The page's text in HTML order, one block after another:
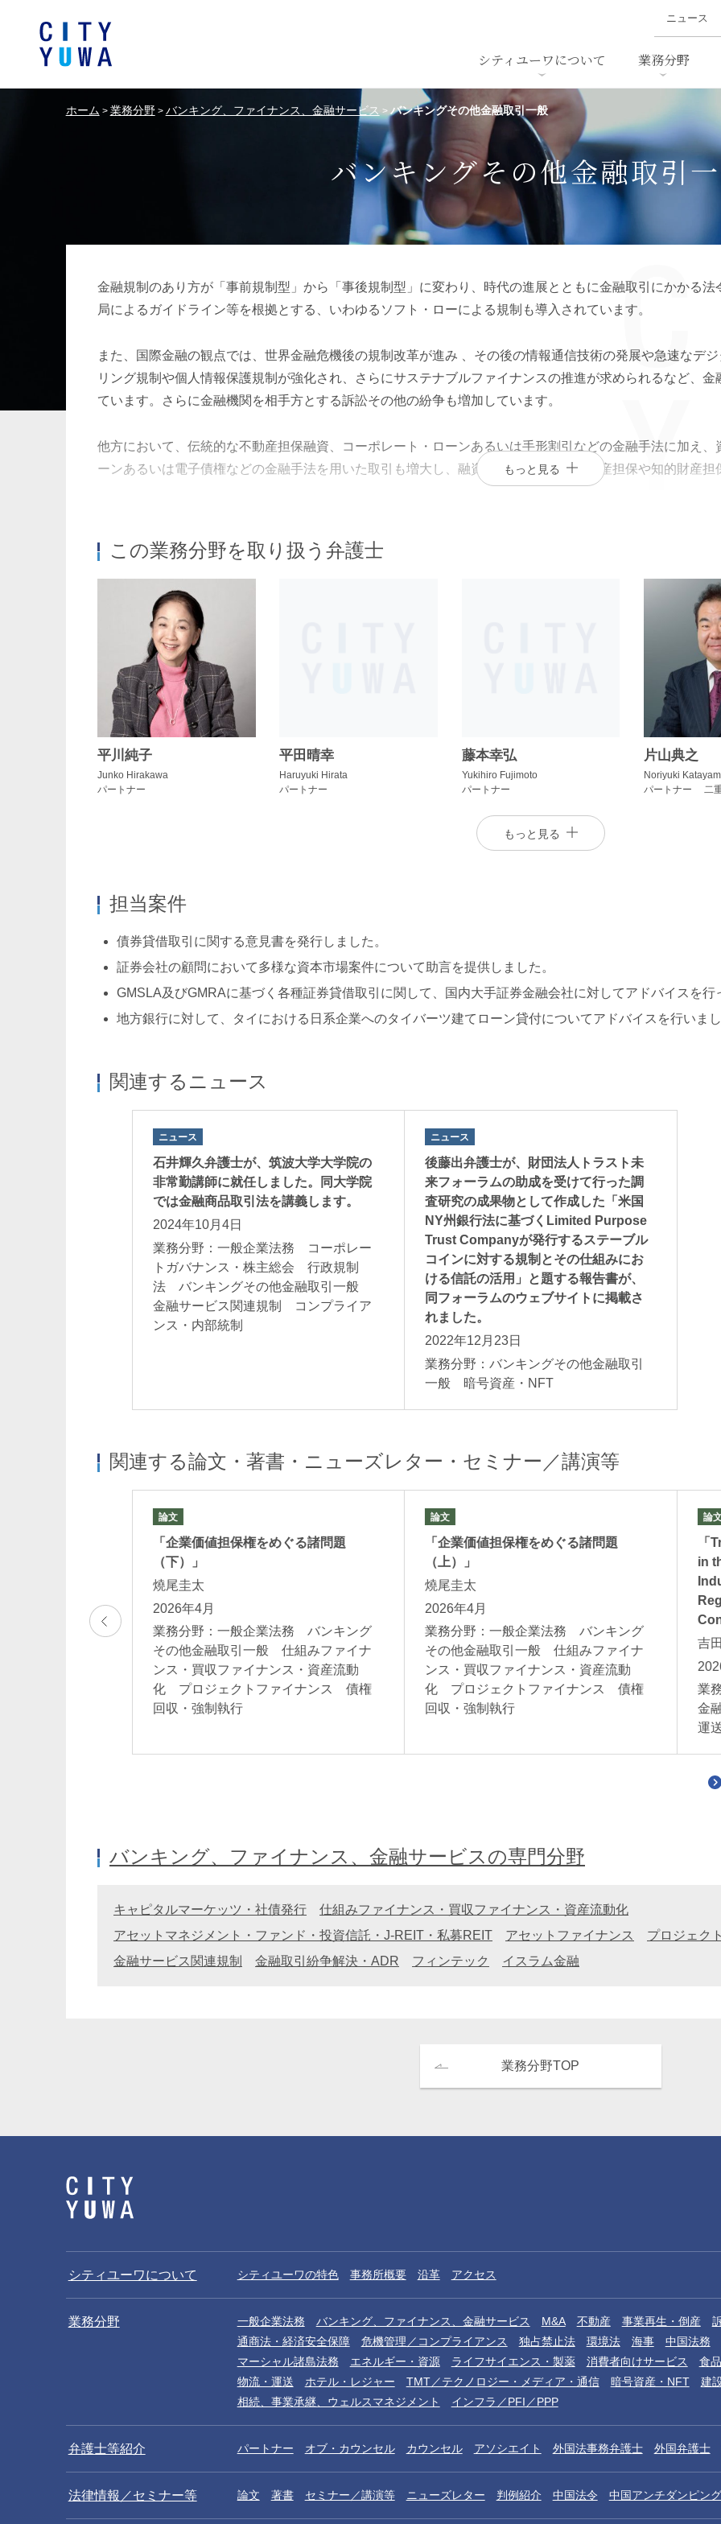
シティユーワについて
事務所概要 沿革
業務分野
バンキング、ファイナンス、
金融サービス
M&A
知的財産・IT 労働法
独占禁止法 環境法
エネルギー・資源 ライフサイエンス・製薬 消費者向けサービス
製造業 ファッション・小売 物流・運送 ホテ
暗号資産・NFT 建設・建築
エンターテインメント・スポ
ーツ
名前から探す
著書 セミナー/講演等 ニュ
中国アンチダンピング 法律用語集
弁護士採用 スタッフ採用
ニュース
ホーム > 業務分野> バンキング、ファイナンス、金融サービス > バンキングその他金融取引一般
バンキングその他金融取引
金融規制のあり方が「事前規制型」から「事後規制型」に変わり、時代の進展とともに金融取引にかかる
局によるガイドライン等を根拠とする、いわゆるソフト・ローによる規制も導入されています。
また、国際金融の観点では、世界金融危機後の規制改革が進み 、その後の情報通信技術の発展や急速なデ
リング規制や個人情報保護規制が強化され、さらにサステナブルファイナンスの推進が求められるなど、
ています。さらに金融機関を相手方とする訴訟その他の紛争も増加しています。
他方において、伝統的な不動産担保融資、コーポレート・ローンあるいは手形割引などの金融手法に加え
ーンあるいは電子債権などの金融手法を用いた取引も増大し、融資取引に当たり集合動産担保や知的財産担
さらに、資金需要者である事業会社の側からは、LBO/MBOによる企業買収資金の調達、事業再生融資、ベ
ー発電プロジェクトに対する融資など多様な資金使途による資金需要が引き続き旺盛です。
こうした規制・法制度の変化、新しい金融手法を用いた取引の増大、金融市場の参加者の多様化および資金
専門化が必要であるばかりではなく、専門分野でのノウハウを持った弁護士同士の共同作業が必要になって
また、国際化への対応のため、外国の法律事務所との共同受任が必要となる事案も増えています。
シティユーワ法律事務所は、証券化・流動化、ノン・リコース・ローン、買収ファイナンス（LBO/MBOな
ァイナンス、プロジェクト・ファイナンス、保険、フィンテック、イスラム金融などの各分野に専門的知識
およびPacific Rim Advisory Council（PRAC
各分野の詳細につきましては、各業務分野の記載をご参照ください。
もっと見る
この業務分野を取り扱う弁護士
平川純子
Junko Hirakawa
パートナー
平田晴幸
Haruyuki Hirata
パートナー
藤本幸弘
Yukihiro Fujimoto
パートナー
片山典之
Noriyuki
パートナー 二
栗林康幸
Yasuyuki Kuribayashi
パートナー 二重橋オフィス
磯部健介
Kensuke Isobe
パートナー
滝井乾
Ken Takii
パートナー
武田涼子
Ryoko Takeda
パートナー
Masamichi Sakamoto
Yuichi Maruyama
パートナー 二重橋オフィス
吉田麗子
Reiko Yoshida
パートナー
近藤祐史
Yuji Kondo
佐々木裕企範
Yukinori Sasaki
野村大吾
Daigo Nomura
Takashi Saito
保川明 渡邉真澄
Masumi
後藤出
Izuru Goto
田中翔也
Shoya Tanaka
湯淺幹也
Mikiya Yuasa
もっと見る
担当案件
債券貸借取引に関する意見書を発行しました。
証券会社の顧問において多様な資本市場案件について助言を提供しました。
GMSLA及びGMRAに基づく各種証券貸借取引に関して、国内大手証券金融会社に対してアドバイスを行
地方銀行に対して、タイにおける日系企業へのタイバーツ建てローン貸付についてアドバイスを行いまし
関連するニュース
ニュース
石井輝久弁護士が、筑波大学大学院の
非常勤講師に就任しました。同大学院
では金融商品取引法を講義します。
2024年10月4日
業務分野：一般企業法務 コーポレー
トガバナンス・株主総会 行政規制
法 バンキングその他金融取引一般
金融サービス関連規制 コンプライア
ンス・内部統制
ニュース
後藤出弁護士が、財団法人トラスト未
来フォーラムの助成を受けて行った調
査研究の成果物として作成した「米国
NY州銀行法に基づくLimited Purpose
Trust Companyが発行するステーブル
コインに対する規制とその仕組みにお
ける信託の活用」と題する報告書が、
同フォーラムのウェブサイトに掲載さ
れました。
2022年12月23日
業務分野：バンキングその他金融取引
一般 暗号資産・NFT
関連する論文・著書・ニューズレター・セミナー／講演等
論文
「企業価値担保権をめぐる諸問題
（下）」
燒尾圭太
2026年4月
業務分野：一般企業法務 バンキング
その他金融取引一般 仕組みファイナ
ンス・買収ファイナンス・資産流動
化 プロジェクトファイナンス 債権
回収・強制執行
論文
「企業価値担保権をめぐる諸問題
（上）」
燒尾圭太
2026年4月
業務分野：一般企業法務 バンキング
その他金融取引一般 仕組みファイナ
ンス・買収ファイナンス・資産流動
化 プロジェクトファイナンス 債権
回収・強制執行
論
「
in
吉
業
金
運
バンキング、ファイナンス、金融サービスの専門分野
キャピタルマーケッツ・社債発行
仕組みファイナンス・買収ファイナンス・資産流動化
アセットマネジメント・ファンド・投資信託・J-REIT・私募REIT
アセットファイナンス プロジェク
金融サービス関連規制
金融取引紛争解決・ADR フィンテック イスラム金融
業務分野TOP
シティユーワについて シティユーワの特色 事務所概要 沿革 アクセス
業務分野 一般企業法務 バンキング、ファイナンス、金融サービス M&A 不動産 事業再生・倒産
通商法・経済安全保障
危機管理／コンプライアンス 独占禁止法 環境法 海事 中国法務
マーシャル諸島法務
エネルギー・資源 ライフサイエンス・製薬 消費者向けサービス 食品
物流・運送
ホテル・レジャー TMT／テクノロジー・メディア・通信 暗号資産・NFT 建
相続、事業承継、ウェルスマネジメント
インフラ／PFI／PPP
弁護士等紹介 パートナー オブ・カウンセル カウンセル アソシエイト 外国法事務弁護士 外国弁護士
法律情報／セミナー等 論文 著書 セミナー／講演等 ニューズレター 判例紹介 中国法令 中国アンチダンピング